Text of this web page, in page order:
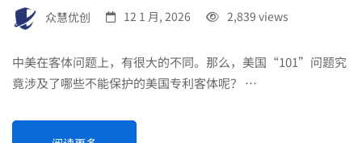
众慧优创 12 1 月, 2026 2,839 views
中美在客体问题上，有很大的不同。那么，美国“101”问题究
竟涉及了哪些不能保护的美国专利客体呢？ …